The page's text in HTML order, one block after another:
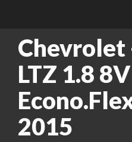
Chevrolet
LTZ 1.8 8V
2015